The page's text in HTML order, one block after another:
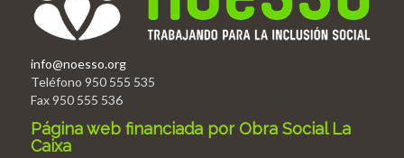
info@noesso.org
Teléfono 950 555 535
Fax 950 555 536
Página web financiada por Obra Social La
Caixa